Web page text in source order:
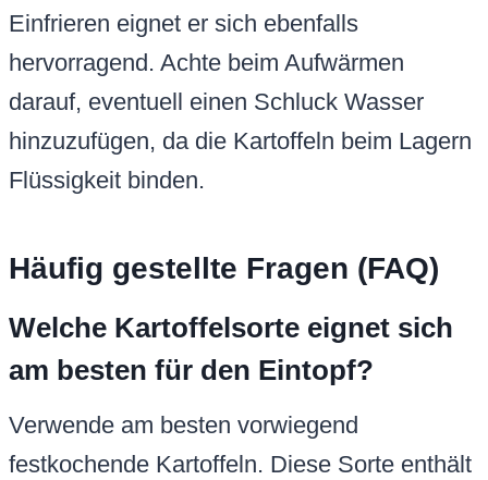
Einfrieren eignet er sich ebenfalls
hervorragend. Achte beim Aufwärmen
darauf, eventuell einen Schluck Wasser
hinzuzufügen, da die Kartoffeln beim Lagern
Flüssigkeit binden.
Häufig gestellte Fragen (FAQ)
Welche Kartoffelsorte eignet sich
am besten für den Eintopf?
Verwende am besten vorwiegend
festkochende Kartoffeln. Diese Sorte enthält